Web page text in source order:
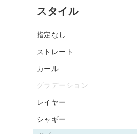
スタイル
指定なし
ストレート
カール
グラデーション
レイヤー
シャギー